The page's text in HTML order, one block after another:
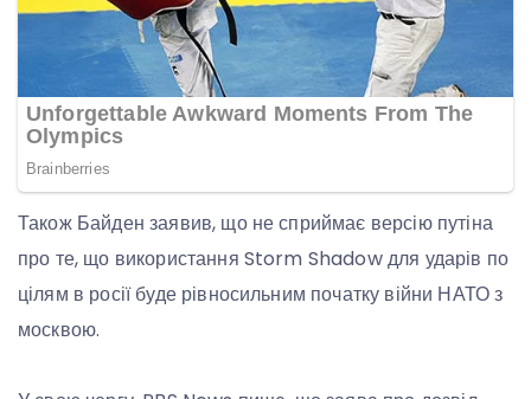
Також Байден заявив, що не сприймає версію путіна
про те, що використання Storm Shadow для ударів по
цілям в росії буде рівносильним початку війни НАТО з
москвою.